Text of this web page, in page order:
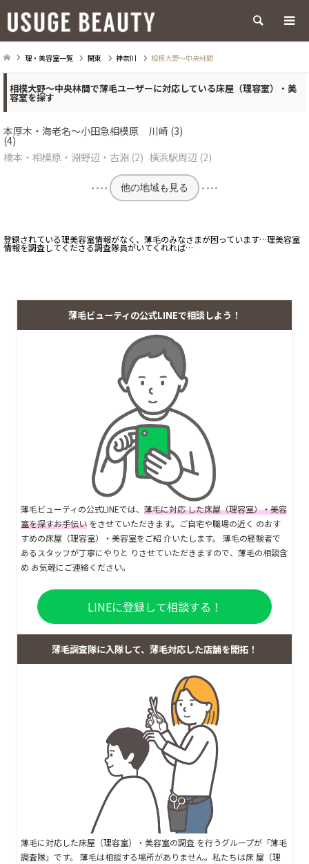
検索
理・美容室一覧 関東 神奈川 相模大野～中央林間
相模大野～中央林間で薄毛ユーザーに対応している床屋（理容室）・美
容室を探す
本厚木・海老名～小田急相模原
(4)
川崎 (3)
橋本・相模原・淵野辺・古淵 (2) 横浜駅周辺 (2)
他の地域も見る
登録されている理美容室情報がなく、薄毛のみなさまが困っています…理美容室
情報を調査してくださる調査隊員がいてくれれば…
薄毛ビューティの公式LINEで相談しよう！
薄毛ビューティの公式LINEでは、 薄毛に対応 した床屋（理容室）・美容
室を探すお手伝い をさせていただきます。ご自宅や職場の近く のおす
すめの床屋（理容室）・美容室をご紹 介いたします。 薄毛の経験者で
あるスタッフが丁寧にやりと りさせていただきますので、薄毛の相談含
め お気軽にご連絡ください。
LINEに登録して相談する！
薄毛調査隊に入隊して、薄毛対応した店舗を開拓！
薄毛に対応した床屋（理容室）・美容室の調査 を行うグループが「薄毛
調査隊」です。 薄毛は相談する場所がありません。私たちは床 屋（理